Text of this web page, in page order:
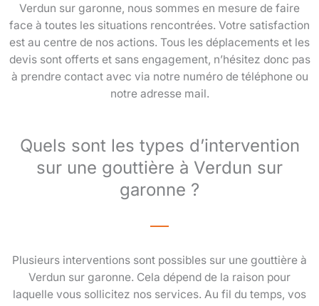
Verdun sur garonne, nous sommes en mesure de faire
face à toutes les situations rencontrées. Votre satisfaction
est au centre de nos actions. Tous les déplacements et les
devis sont offerts et sans engagement, n’hésitez donc pas
à prendre contact avec via notre numéro de téléphone ou
notre adresse mail.
Quels sont les types d’intervention
sur une gouttière à Verdun sur
garonne ?
Plusieurs interventions sont possibles sur une gouttière à
Verdun sur garonne. Cela dépend de la raison pour
laquelle vous sollicitez nos services. Au fil du temps, vos